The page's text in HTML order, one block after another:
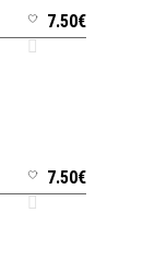
7.50€
7.50€